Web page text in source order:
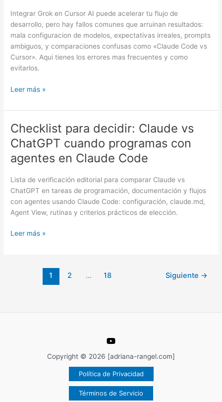
Integrar Grok en Cursor AI puede acelerar tu flujo de
desarrollo, pero hay fallos comunes que arruinan resultados:
mala configuracion de modelos, expectativas irreales, prompts
ambiguos, y comparaciones confusas como «Claude Code vs
Cursor». Aqui tienes los errores mas frecuentes y como
evitarlos.
Grok
en
Cursor
AI:
configuracion,
prompts
comparaciones
hechas
Leer más »
Checklist para decidir: Claude vs
ChatGPT cuando programas con
agentes en Claude Code
Lista de verificación editorial para comparar Claude vs
ChatGPT en tareas de programación, documentación y flujos
con agentes usando Claude Code: configuración, claude.md,
Agent View, rutinas y criterios prácticos de elección.
Checklist
para
decidir:
Claude
ChatGPT
cuando
programas
con
en
Leer más »
1 2 … 18 Siguiente →
Copyright © 2026 [adriana-rangel.com]
Política de Privacidad
Términos de Servicio